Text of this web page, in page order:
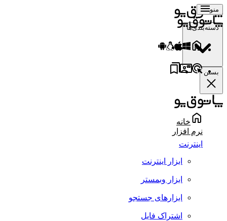
منو
دسته‌بندی‌ها
بستن
خانه
نرم افزار
اینترنت
ابزار اینترنت
ابزار وبمستر
ابزارهای جستجو
اشتراک فایل